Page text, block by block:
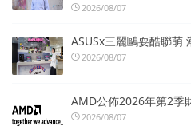
2026/08/07
ASUSx三麗鷗耍酷聯萌
2026/08/07
AMD公佈2026年第2季
2026/08/07